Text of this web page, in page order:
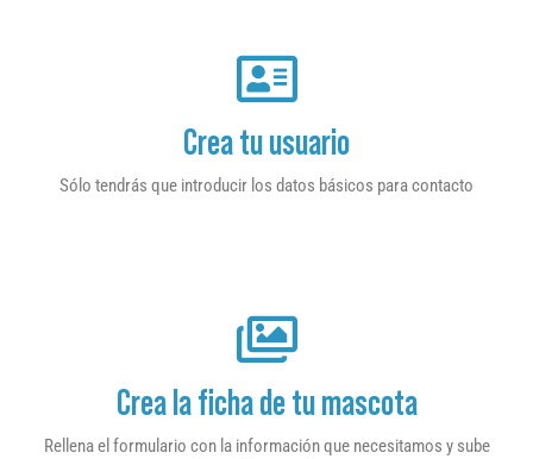
Crea tu usuario
Sólo tendrás que introducir los datos básicos para contacto
Crea la ficha de tu mascota
Rellena el formulario con la información que necesitamos y sube